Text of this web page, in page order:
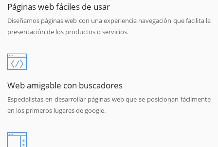
Páginas web fáciles de usar
Diseñamos páginas web con una experiencia navegación que facilita la
presentación de los productos o servicios.
Web amigable con buscadores
Especialistas en desarrollar páginas web que se posicionan fácilmente
en los primeros lugares de google.